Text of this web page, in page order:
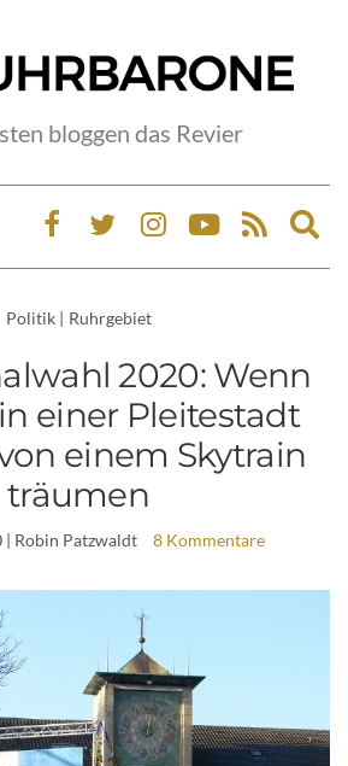
bloggen das Revier
Politik | Ruhrgebiet
2020: Wenn
einer Pleitestadt
einem Skytrain
träumen
| Robin Patzwaldt 8 Kommentare